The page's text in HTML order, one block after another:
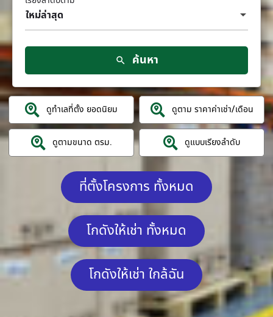
ใหม่ล่าสุด
ค้นหา
ดูทำเลที่ตั้ง ยอดนิยม ดูตาม ราคาค่าเช่า/เดือน
ดูตามขนาด ตรม. ดูแบบเรียงลำดับ
ที่ตั้งโครงการ ทั้งหมด
โกดังให้เช่า ทั้งหมด
โกดังให้เช่า ใกล้ฉัน